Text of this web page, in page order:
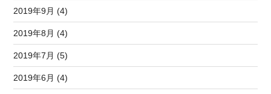
2019年9月 (4)
2019年8月 (4)
2019年7月 (5)
2019年6月 (4)